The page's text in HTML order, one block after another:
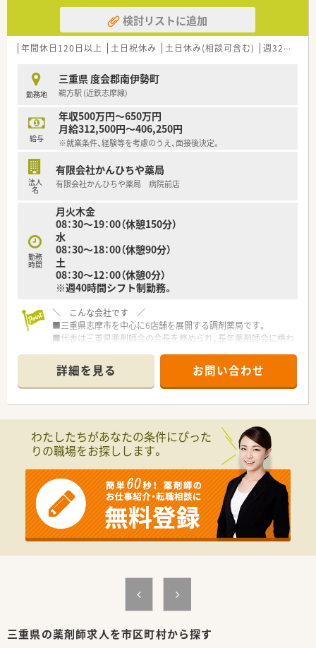
検討リストに追加
年間休日120日以上 土日祝休み 土日休み(相談可含む) 週32h以上
勤務地
三重県 度会郡南伊勢町
鵜方駅 (近鉄志摩線)
給与
年収500万円～650万円
月給312,500円～406,250円
※就業条件、経験等を考慮のうえ、面接後決定。
法人
名
有限会社かんひちや薬局
有限会社かんひちや薬局 病院前店
勤務
時間
月火木金
08：30～19：00（休憩150分）
水
08：30～18：00（休憩90分）
土
08：30～12：00（休憩0分）
※週40時間シフト制勤務。
＼ こんな会社です ／
■三重県志摩市を中心に6店舗を展開する調剤薬局です。
■代表は三重県薬剤師会の会長を務められ、長年薬剤師会に携わ
■代表は今なお、調剤室に入り現場にて勤務をされております。
■ご家族で経営されており、どの店舗もアットホームな雰囲気で
す。
■将来的に管理薬剤師をお任せできる方、今後を担っていただけ
＼ 働く魅力について ／
■残業は基本的に少なく、プライベートも充実をさせることがで
■条件次第では土日休みの勤務も相談が可能です。
■病院前の店舗で様々な処方を経験することができます。
■今後在宅医療に力を入れていくための増員としての募集とな
ります。
■従業員の定着率は非常に高く、長くご勤務を頂ける環境が整っ
ております。
詳細を見る お問い合わせ
わたしたちがあなたの条件にぴった
りの職場をお探しします。
三重県の薬剤師求人を市区町村から探す